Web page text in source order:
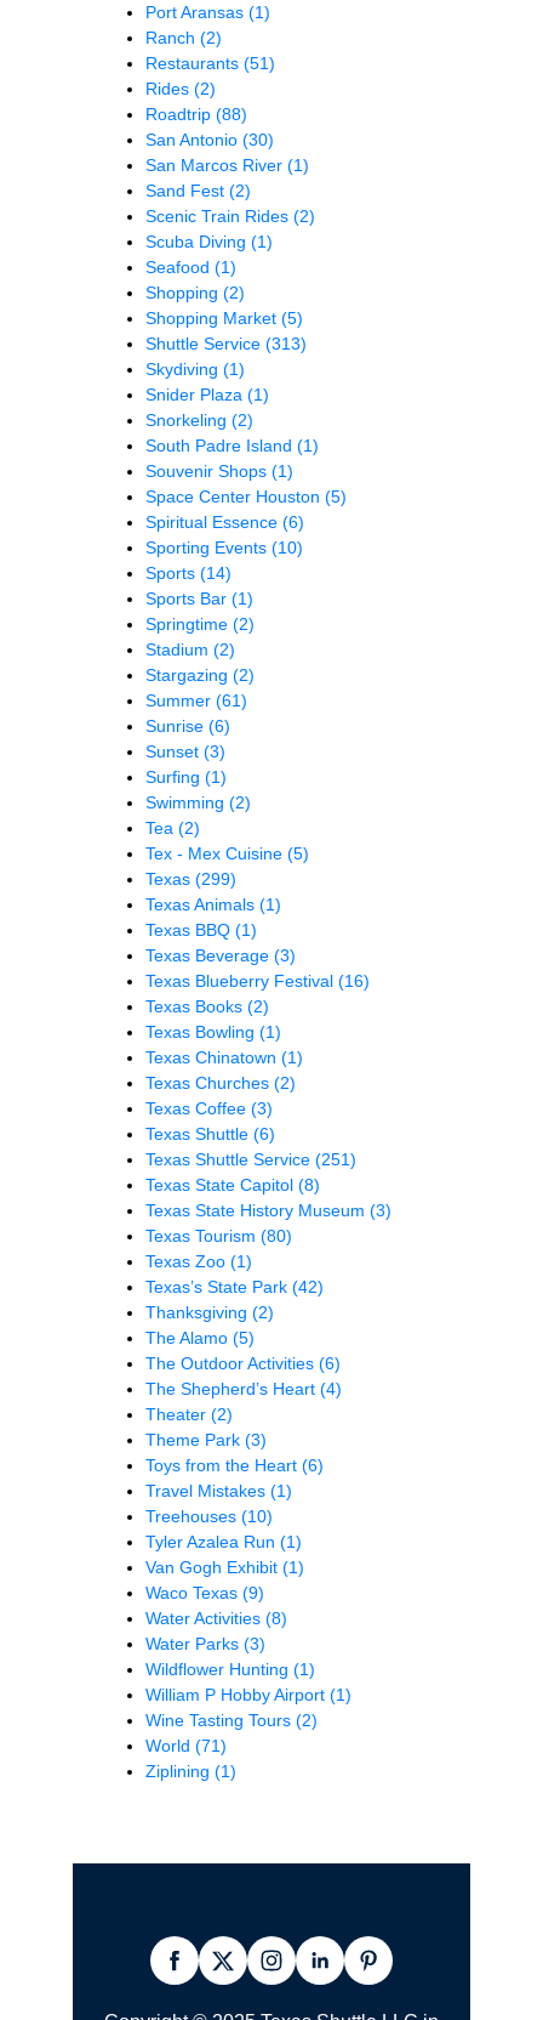
Port Aransas (1)
Ranch (2)
Restaurants (51)
Rides (2)
Roadtrip (88)
San Antonio (30)
San Marcos River (1)
Sand Fest (2)
Scenic Train Rides (2)
Scuba Diving (1)
Seafood (1)
Shopping (2)
Shopping Market (5)
Shuttle Service (313)
Skydiving (1)
Snider Plaza (1)
Snorkeling (2)
South Padre Island (1)
Souvenir Shops (1)
Space Center Houston (5)
Spiritual Essence (6)
Sporting Events (10)
Sports (14)
Sports Bar (1)
Springtime (2)
Stadium (2)
Stargazing (2)
Summer (61)
Sunrise (6)
Sunset (3)
Surfing (1)
Swimming (2)
Tea (2)
Tex - Mex Cuisine (5)
Texas (299)
Texas Animals (1)
Texas BBQ (1)
Texas Beverage (3)
Texas Blueberry Festival (16)
Texas Books (2)
Texas Bowling (1)
Texas Chinatown (1)
Texas Churches (2)
Texas Coffee (3)
Texas Shuttle (6)
Texas Shuttle Service (251)
Texas State Capitol (8)
Texas State History Museum (3)
Texas Tourism (80)
Texas Zoo (1)
Texas’s State Park (42)
Thanksgiving (2)
The Alamo (5)
The Outdoor Activities (6)
The Shepherd’s Heart (4)
Theater (2)
Theme Park (3)
Toys from the Heart (6)
Travel Mistakes (1)
Treehouses (10)
Tyler Azalea Run (1)
Van Gogh Exhibit (1)
Waco Texas (9)
Water Activities (8)
Water Parks (3)
Wildflower Hunting (1)
William P Hobby Airport (1)
Wine Tasting Tours (2)
World (71)
Ziplining (1)